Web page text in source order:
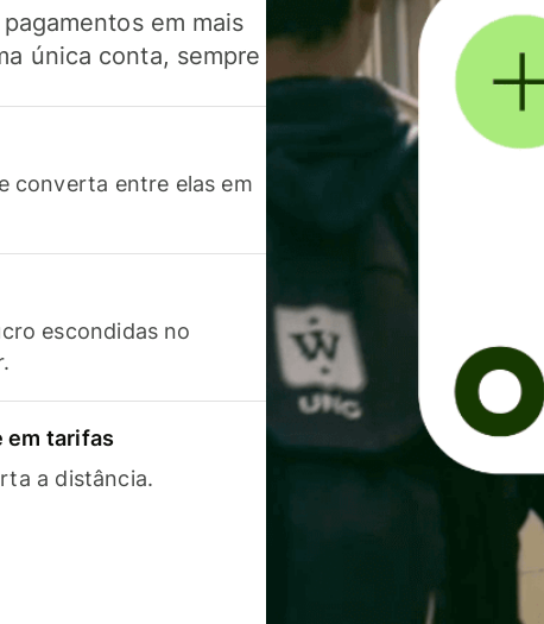
em mais
única conta, sempre
converta entre elas em
escondidas no
em tarifas
a distância.